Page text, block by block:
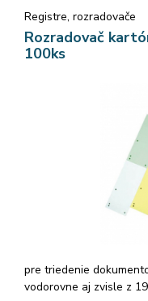
Registre, rozradovače
Rozradovač
100ks
pre triedenie
vodorovne aj zvisle z